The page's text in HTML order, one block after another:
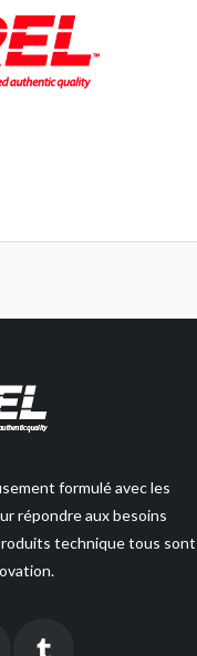
formulé avec les
répondre aux besoins
technique tous sont